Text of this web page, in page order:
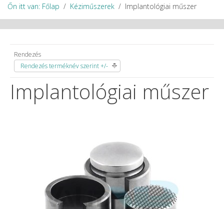
Őn itt van: Főlap Kéziműszerek Implantológiai műszer
Rendezés
Rendezés terméknév szerint +/-
Implantológiai műszer